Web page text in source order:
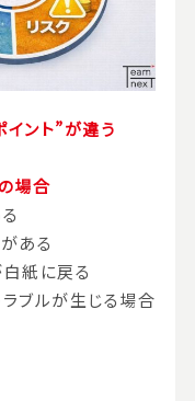
ント”が違う
場合
ある
紙に戻る
ブルが生じる場合